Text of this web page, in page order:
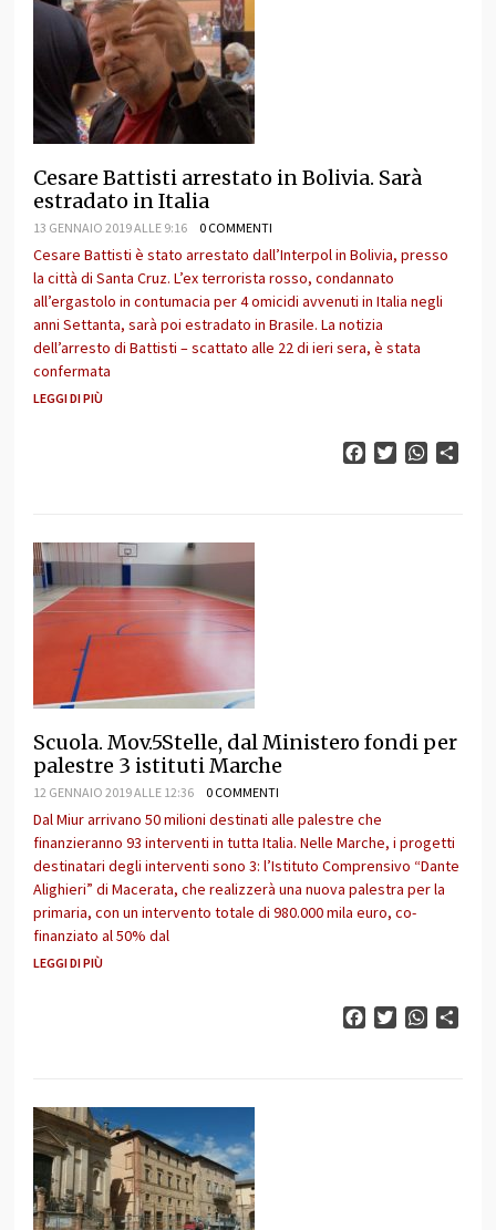
Cesare Battisti arrestato in Bolivia. Sarà
estradato in Italia
13 GENNAIO 2019 ALLE 9:16 0 COMMENTI
Cesare Battisti è stato arrestato dall’Interpol in Bolivia, presso
la città di Santa Cruz. L’ex terrorista rosso, condannato
all’ergastolo in contumacia per 4 omicidi avvenuti in Italia negli
anni Settanta, sarà poi estradato in Brasile. La notizia
dell’arresto di Battisti – scattato alle 22 di ieri sera, è stata
confermata
LEGGI DI PIÙ
FacebookTwitter
Scuola. Mov.5Stelle, dal Ministero fondi per
palestre 3 istituti Marche
12 GENNAIO 2019 ALLE 12:36 0 COMMENTI
Dal Miur arrivano 50 milioni destinati alle palestre che
finanzieranno 93 interventi in tutta Italia. Nelle Marche, i progetti
destinatari degli interventi sono 3: l’Istituto Comprensivo “Dante
Alighieri” di Macerata, che realizzerà una nuova palestra per la
primaria, con un intervento totale di 980.000 mila euro, co-
finanziato al 50% dal
LEGGI DI PIÙ
FacebookTwitter